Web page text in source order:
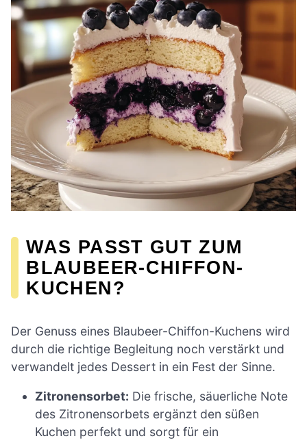
WAS PASST GUT ZUM
BLAUBEER-CHIFFON-
KUCHEN?
Der Genuss eines Blaubeer-Chiffon-Kuchens wird
durch die richtige Begleitung noch verstärkt und
verwandelt jedes Dessert in ein Fest der Sinne.
Zitronensorbet: Die frische, säuerliche Note
des Zitronensorbets ergänzt den süßen
Kuchen perfekt und sorgt für ein